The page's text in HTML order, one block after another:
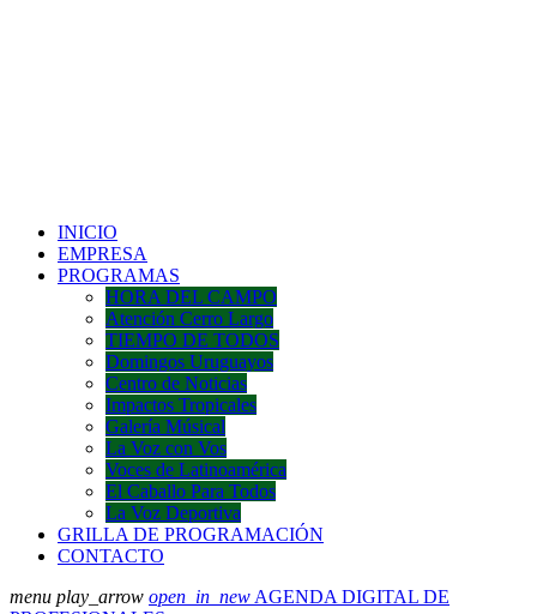
INICIO
EMPRESA
PROGRAMAS
HORA DEL CAMPO
Atención Cerro Largo
TIEMPO DE TODOS
Domingos Uruguayos
Centro de Noticias
Impactos Tropicales
Galería Músical
La Voz con Vos
Voces de Latinoamérica
El Caballo Para Todos
La Voz Deportiva
GRILLA DE PROGRAMACIÓN
CONTACTO
menu play_arrow open_in_new AGENDA DIGITAL DE